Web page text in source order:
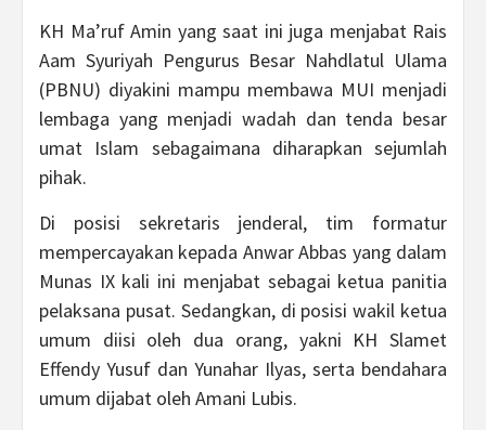
KH Ma’ruf Amin yang saat ini juga menjabat Rais
Aam Syuriyah Pengurus Besar Nahdlatul Ulama
(PBNU) diyakini mampu membawa MUI menjadi
lembaga yang menjadi wadah dan tenda besar
umat Islam sebagaimana diharapkan sejumlah
pihak.
Di posisi sekretaris jenderal, tim formatur
mempercayakan kepada Anwar Abbas yang dalam
Munas IX kali ini menjabat sebagai ketua panitia
pelaksana pusat. Sedangkan, di posisi wakil ketua
umum diisi oleh dua orang, yakni KH Slamet
Effendy Yusuf dan Yunahar Ilyas, serta bendahara
umum dijabat oleh Amani Lubis.